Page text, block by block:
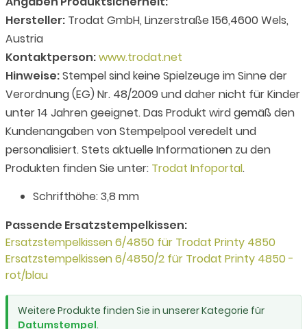
Hersteller: Trodat GmbH, Linzerstraße 156,4600 Wels,
Austria
Kontaktperson:www.trodat.net
Hinweise:Stempel sind keine Spielzeuge im Sinne der
Verordnung (EG) Nr. 48/2009 und daher nicht für Kinder
unter 14 Jahren geeignet. Das Produkt wird gemäß den
Kundenangaben von Stempelpool veredelt und
personalisiert. Stets aktuelle Informationen zu den
Produkten finden Sie unter: Trodat Infoportal.
Schrifthöhe: 3,8 mm
Passende Ersatzstempelkissen:
Ersatzstempelkissen 6/4850 für Trodat Printy 4850
Ersatzstempelkissen 6/4850/2 für Trodat Printy 4850 -
rot/blau
Weitere Produkte finden Sie in unserer Kategorie für
Datumstempel.